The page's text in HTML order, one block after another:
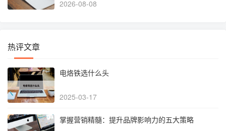
2026-08-08
热评文章
电烙铁选什么头
2025-03-17
掌握营销精髓：提升品牌影响力的五大策略